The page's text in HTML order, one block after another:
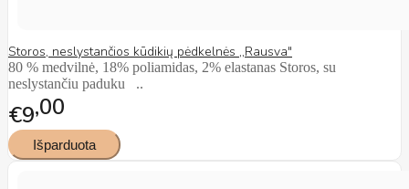
Storos, neslystančios kūdikių pėdkelnės ,,Rausva"
80 % medvilnė, 18% poliamidas, 2% elastanas Storos, su
neslystančiu paduku ..
€9 00